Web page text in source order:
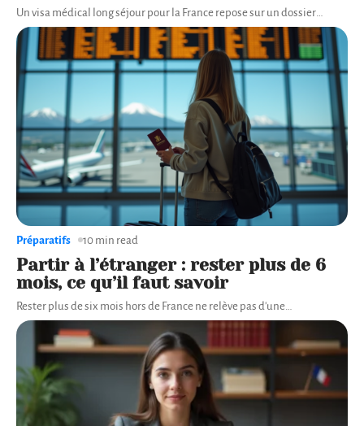
Un visa médical long séjour pour la France repose sur un dossier
Partir à l’étranger : rester plus de 6
mois, ce qu’il faut savoir
Rester plus de six mois hors de France ne relève pas d'une
Préparatifs 10 min read